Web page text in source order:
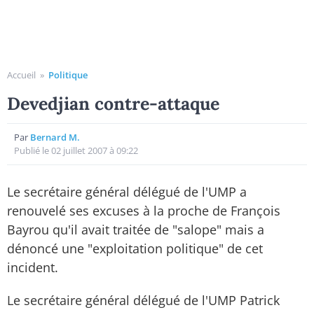
Accueil » Politique
Devedjian contre-attaque
Par Bernard M.
Publié le 02 juillet 2007 à 09:22
Le secrétaire général délégué de l'UMP a
renouvelé ses excuses à la proche de François
Bayrou qu'il avait traitée de "salope" mais a
dénoncé une "exploitation politique" de cet
incident.
Le secrétaire général délégué de l'UMP Patrick